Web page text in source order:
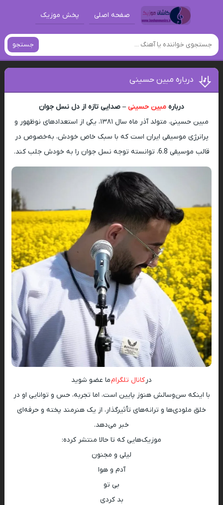
صفحه اصلی پخش موزیک
جستجو
درباره مبین حسینی
دربارهمبین حسینی – صدایی تازه از دل نسل جوان
مبین حسینی، متولد آذر ماه سال ۱۳۸۱، یکی از استعدادهای نوظهور و
پرانرژی موسیقی ایران است که با سبک خاص خودش، به‌خصوص در
قالب موسیقی 6.8، توانسته توجه نسل جوان را به خودش جلب کند.
در کانال تلگرامما عضو شوید
با اینکه سن‌وسالش هنوز پایین است، اما تجربه، حس و توانایی او در
خلق ملودی‌ها و ترانه‌های تأثیرگذار، از یک هنرمند پخته و حرفه‌ای
خبر می‌دهد.
موزیک‌هایی که تا حالا منتشر کرده:
لیلی و مجنون
آدم و هوا
بی تو
بد کردی